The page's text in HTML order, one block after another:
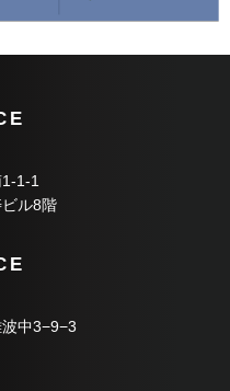
められた場合
客さまの同意を得る
ある場合であって、
などが法令の定める
協力する必要がある
1-1
ル8階
中3−9−3